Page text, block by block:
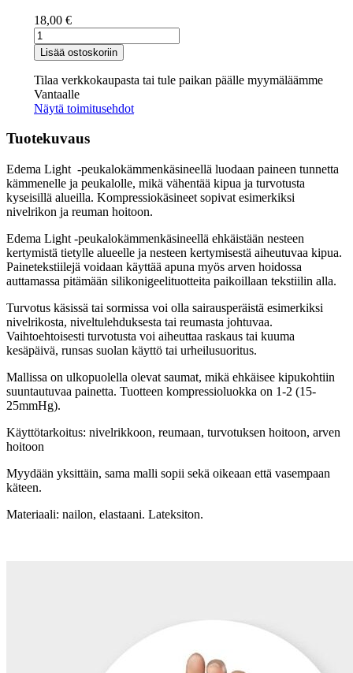
18,00 €
Edema
Light
-
peukalokämmenkäsine
määrä
Lisää ostoskoriin
Tilaa verkkokaupasta tai tule paikan päälle myymäläämme
Vantaalle
Näytä toimitusehdot
Tuotekuvaus
Edema Light -peukalokämmenkäsineellä luodaan paineen tunnetta
kämmenelle ja peukalolle, mikä vähentää kipua ja turvotusta
kyseisillä alueilla. Kompressiokäsineet sopivat esimerkiksi
nivelrikon ja reuman hoitoon.
Edema Light -peukalokämmenkäsineellä ehkäistään nesteen
kertymistä tietylle alueelle ja nesteen kertymisestä aiheutuvaa kipua.
Painetekstiilejä voidaan käyttää apuna myös arven hoidossa
auttamassa pitämään silikonigeelituotteita paikoillaan tekstiilin alla.
Turvotus käsissä tai sormissa voi olla sairausperäistä esimerkiksi
nivelrikosta, niveltulehduksesta tai reumasta johtuvaa.
Vaihtoehtoisesti turvotusta voi aiheuttaa raskaus tai kuuma
kesäpäivä, runsas suolan käyttö tai urheilusuoritus.
Mallissa on ulkopuolella olevat saumat, mikä ehkäisee kipukohtiin
suuntautuvaa painetta. Tuotteen kompressioluokka on 1-2 (15-
25mmHg).
Käyttötarkoitus: nivelrikkoon, reumaan, turvotuksen hoitoon, arven
hoitoon
Myydään yksittäin, sama malli sopii sekä oikeaan että vasempaan
käteen.
Materiaali: nailon, elastaani. Lateksiton.